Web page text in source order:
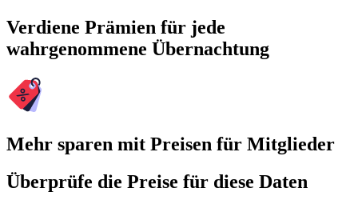
Verdiene Prämien für jede
wahrgenommene Übernachtung
Mehr sparen mit Preisen für Mitglieder
Überprüfe die Preise für diese Daten